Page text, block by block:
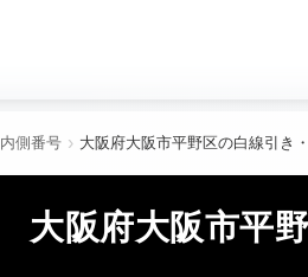
内側番号 大阪府大阪市平野区の白線引き
大阪府大阪市平